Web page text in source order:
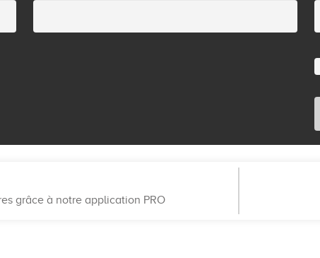
grâce à notre application PRO